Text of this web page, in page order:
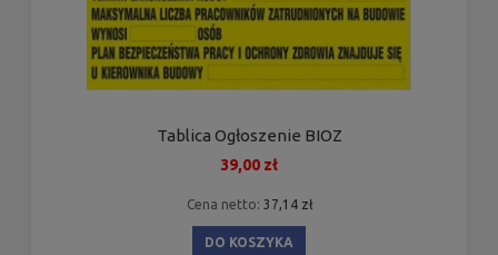
Tablica Ogłoszenie BIOZ
39,00 zł
Cena netto: 37,14 zł
DO KOSZYKA